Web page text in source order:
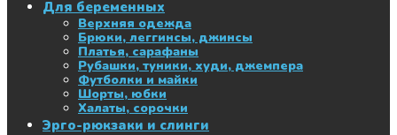
Для беременных
Верхняя одежда
Брюки, леггинсы, джинсы
Платья, сарафаны
Рубашки, туники, худи, джемпера
Футболки и майки
Шорты, юбки
Халаты, сорочки
Эрго-рюкзаки и слинги